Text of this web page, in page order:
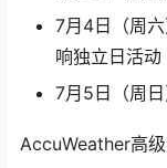
7月4日（周
响独立日活动
7月5日（周
AccuWeather高